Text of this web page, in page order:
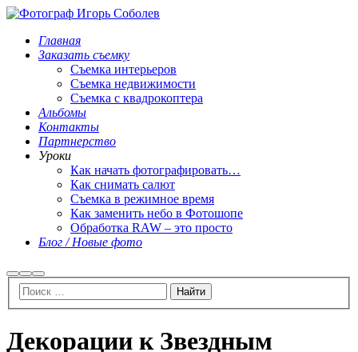
Главная
Заказать съемку
Съемка интерьеров
Съемка недвижимости
Съемка с квадрокоптера
Альбомы
Контакты
Партнерство
Уроки
Как начать фотографировать…
Как снимать салют
Съемка в режимное время
Как заменить небо в Фотошопе
Обработка RAW – это просто
Блог / Новые фото
НайтиБольше
информации
Главное
меню
Декорации к Звездным